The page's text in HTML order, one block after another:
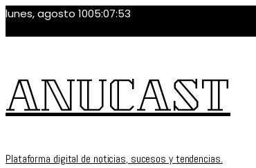
lunes, agosto 1005:07:54
ANUCAST
Plataforma digital de noticias, sucesos y tendencias.